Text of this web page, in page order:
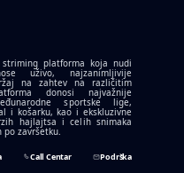
platforma koja nudi
uživo, najzanimljivije
na zahtev na različitim
donosi najvažnije
sportske lige,
i košarku, kao i ekskluzivne
hajlajtsa i celih snimaka
po završetku.
Call Centar Podrška